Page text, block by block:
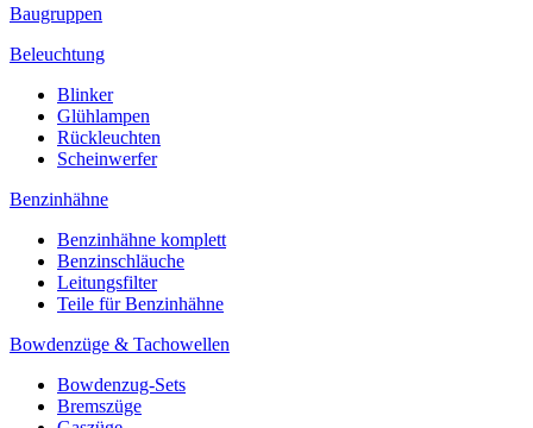
Baugruppen
Beleuchtung
Blinker
Glühlampen
Rückleuchten
Scheinwerfer
Benzinhähne
Benzinhähne komplett
Benzinschläuche
Leitungsfilter
Teile für Benzinhähne
Bowdenzüge & Tachowellen
Bowdenzug-Sets
Bremszüge